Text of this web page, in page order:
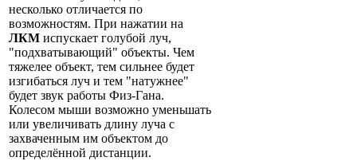
несколько отличается по
возможностям. При нажатии на
ЛКМ испускает голубой луч,
"подхватывающий" объекты. Чем
тяжелее объект, тем сильнее будет
изгибаться луч и тем "натужнее"
будет звук работы Физ-Гана.
Колесом мыши возможно уменьшать
или увеличивать длину луча с
захваченным им объектом до
определённой дистанции.